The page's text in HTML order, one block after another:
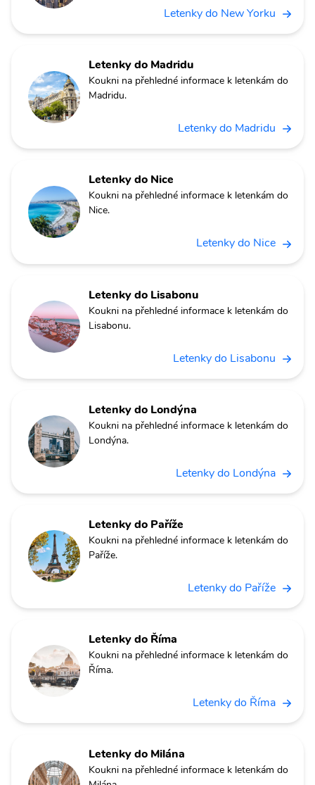
Letenky do New Yorku
Letenky do Madridu
Koukni na přehledné informace k letenkám do
Madridu.
Letenky do Madridu
Letenky do Nice
Koukni na přehledné informace k letenkám do
Nice.
Letenky do Nice
Letenky do Lisabonu
Koukni na přehledné informace k letenkám do
Lisabonu.
Letenky do Lisabonu
Letenky do Londýna
Koukni na přehledné informace k letenkám do
Londýna.
Letenky do Londýna
Letenky do Paříže
Koukni na přehledné informace k letenkám do
Paříže.
Letenky do Paříže
Letenky do Říma
Koukni na přehledné informace k letenkám do
Říma.
Letenky do Říma
Letenky do Milána
Koukni na přehledné informace k letenkám do